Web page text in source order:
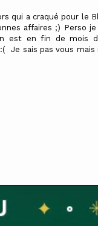
qui a craqué pour le
affaires ;) Perso je
est en fin de mois
Je sais pas vous mais